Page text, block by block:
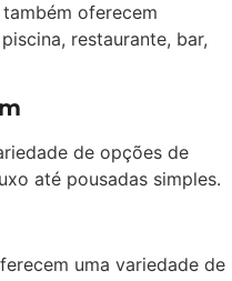
oferecem
restaurante, bar,
de opções de
até pousadas simples.
uma variedade de